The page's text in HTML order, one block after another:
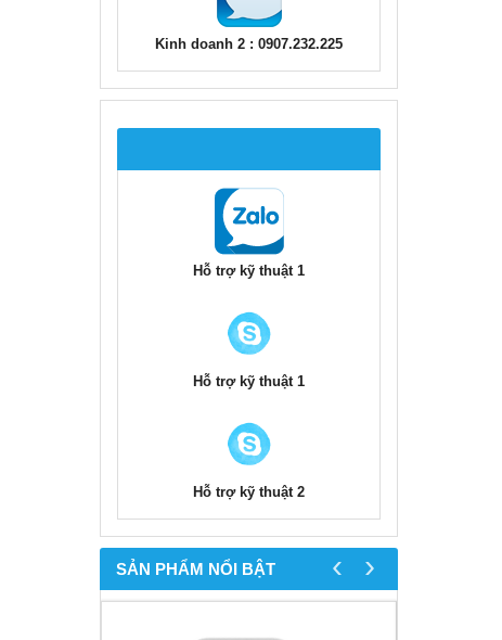
Kinh doanh 2 : 0907.232.225
Hỗ trợ kỹ thuật 1
Hỗ trợ kỹ thuật 1
Hỗ trợ kỹ thuật 2
SẢN PHẨM NỔI BẬT ‹ ›